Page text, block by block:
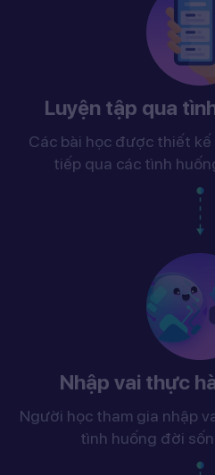
Luyện tập qua
Các bài học được thiết
tiếp qua các tình
Nhập vai thực
Người học tham gia nhập
tình huống đời